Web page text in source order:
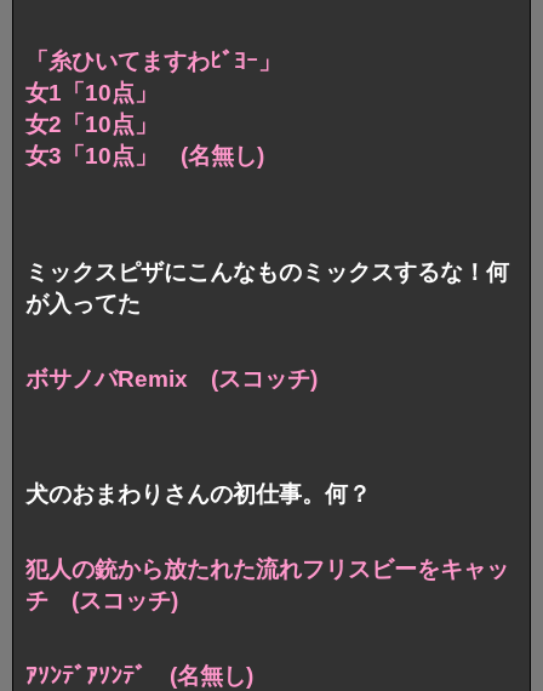
「糸ひいてますわﾋﾞﾖｰ」
女1「10点」
女2「10点」
女3「10点」 (名無し)
ミックスピザにこんなものミックスするな！何
が入ってた
ボサノバRemix (スコッチ)
犬のおまわりさんの初仕事。何？
犯人の銃から放たれた流れフリスビーをキャッ
チ (スコッチ)
ｱｿﾝﾃﾞｱｿﾝﾃﾞ (名無し)